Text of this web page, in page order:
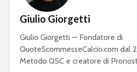
Giulio Giorgetti
Giulio Giorgetti — Fondatore di
QuoteScommesseCalcio.com dal
Metodo QSC e creatore di